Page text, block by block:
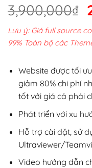
3,900,000₫
Lưu ý: Giá full source
99% Toàn bộ các
Website được tối
giảm 80% chi phí
tốt với giá cả phải
Phát triển với xu
Hỗ trợ cài đặt, sử
Ultraviewer/
Video hướng dẫn